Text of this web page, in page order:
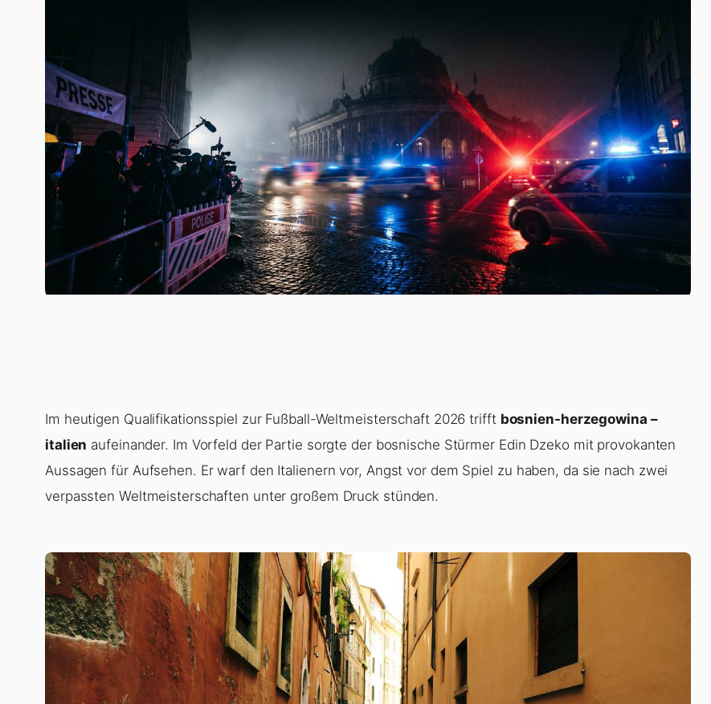
Im heutigen Qualifikationsspiel zur Fußball-Weltmeisterschaft 2026 trifft bosnien-herzegowina –
italien aufeinander. Im Vorfeld der Partie sorgte der bosnische Stürmer Edin Dzeko mit provokanten
Aussagen für Aufsehen. Er warf den Italienern vor, Angst vor dem Spiel zu haben, da sie nach zwei
verpassten Weltmeisterschaften unter großem Druck stünden.